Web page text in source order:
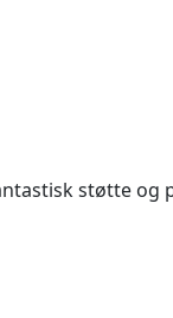
støtte